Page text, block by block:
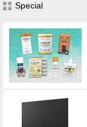
Special